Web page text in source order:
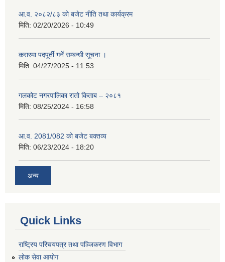
आ.व. २०८२/८३ को बजेट नीति तथा कार्यक्रम
मिति: 02/20/2026 - 10:49
करारमा पदपूर्ती गर्ने सम्बन्धी सूचना ।
मिति: 04/27/2025 - 11:53
गलकोट नगरपालिका रातो किताब – २०८१
मिति: 08/25/2024 - 16:58
आ.व. 2081/082 को बजेट बक्तव्य
मिति: 06/23/2024 - 18:20
अन्य
Quick Links
राष्ट्रिय परिचयपत्र तथा पञ्जिकरण विभाग
लोक सेवा आयोग